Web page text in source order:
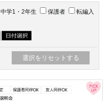
中学1・2年生 保護者
転編入